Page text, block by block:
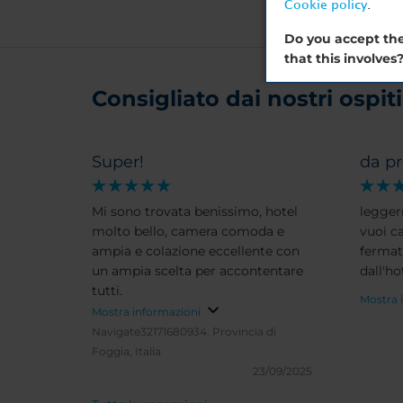
Consigliato dai nostri ospiti
Super!
Mi sono trovata benissimo, hotel
molto bello, camera comoda e
ampia e colazione eccellente con
un ampia scelta per accontentare
tutti.
Mostra informazioni
Navigate32171680934.
Provincia di
Foggia, Italia
23/09/2025
da
vuoi
Mostra
Cookie policy.
Do you accept
that this involves?